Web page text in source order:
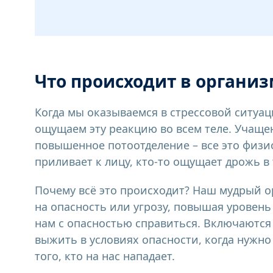
Что происходит в
Когда мы оказываемся в стрессовой
ощущаем эту реакцию во всем теле.
повышенное потоотделение – все это
приливает к лицу, кто-то ощущает дрожь
Почему всё это происходит? Наш мудрый
на опасность или угрозу, повышая
нам с опасностью справиться.
выжить в условиях опасности, когда
того, кто на нас нападает.